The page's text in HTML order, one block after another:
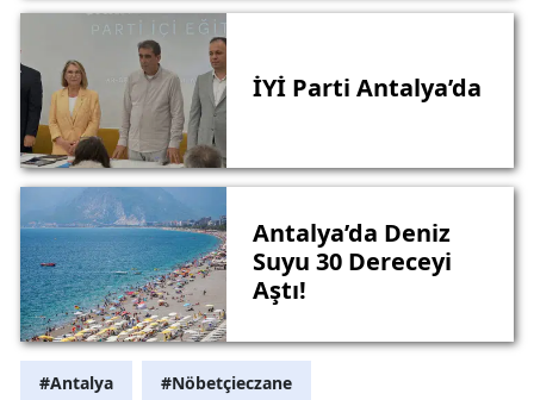
İYİ Parti Antalya’da
Antalya’da Deniz
Suyu 30 Dereceyi
Aştı!
#Antalya #Nöbetçieczane